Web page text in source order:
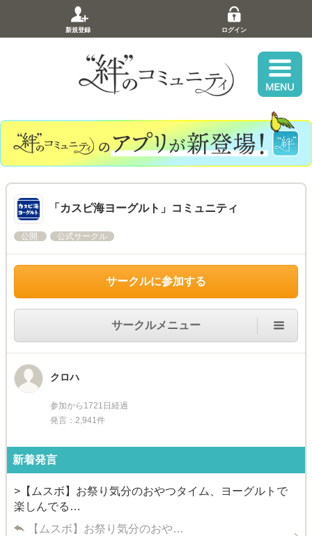
新規登録 ログイン
「カスピ海ヨーグルト」コミュニティ
公開 公式サークル
サークルに参加する
サークルメニュー
クロハ
参加から1721日経過
発言：2,941件
新着発言
>【ムスボ】お祭り気分のおやつタイム、ヨーグルトで
楽しんでる…
【ムスボ】お祭り気分のおや…